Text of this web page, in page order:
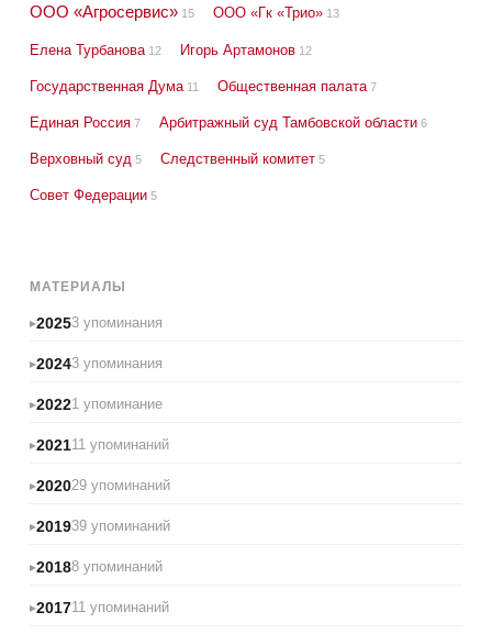
ООО «Агросервис» 15 ООО «Гк «Трио» 13
Елена Турбанова 12 Игорь Артамонов 12
Государственная Дума 11 Общественная палата 7
Единая Россия 7 Арбитражный суд Тамбовской области 6
Верховный суд 5 Следственный комитет 5
Совет Федерации 5
МАТЕРИАЛЫ
20253 упоминания
20243 упоминания
20221 упоминание
202111 упоминаний
202029 упоминаний
201939 упоминаний
20188 упоминаний
201711 упоминаний